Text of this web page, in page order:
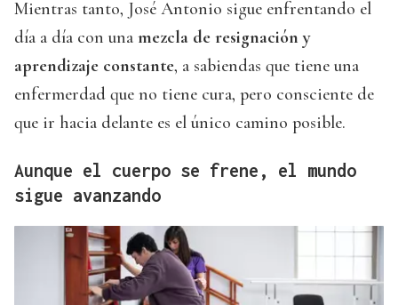
Mientras tanto, José Antonio sigue enfrentando el
día a día con una mezcla de resignación y
aprendizaje constante, a sabiendas que tiene una
enfermerdad que no tiene cura, pero consciente de
que ir hacia delante es el único camino posible.
Aunque el cuerpo se frene, el mundo
sigue avanzando